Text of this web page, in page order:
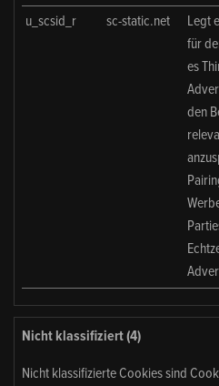
u_scsid_r sc-static.net
Legt
für
es
den
Nicht klassifiziert (4)
Nicht klassifizierte Cookies sind